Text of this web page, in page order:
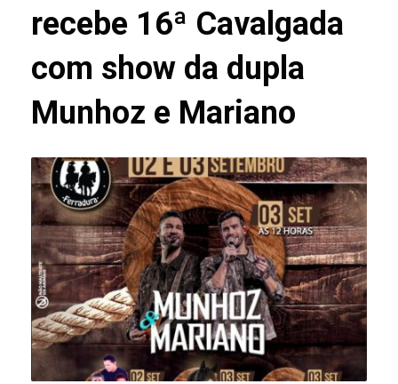
recebe 16ª Cavalgada
com show da dupla
Munhoz e Mariano